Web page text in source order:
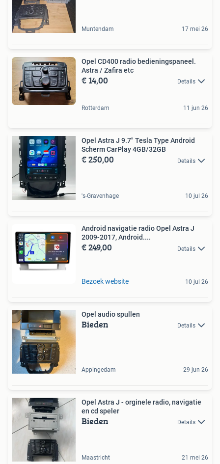
Muntendam 17 mei 26
Opel CD400 radio bedieningspaneel.
Astra / Zafira etc
€ 14,00 Details
Rotterdam 11 jun 26
Opel Astra J 9.7" Tesla Type Android
Scherm CarPlay 4GB/32GB
€ 250,00 Details
's-Gravenhage 10 jul 26
Android navigatie radio Opel Astra J
2009-2017, Android....
€ 249,00 Details
Bezoek website 10 jul 26
Opel audio spullen
Bieden Details
Appingedam 29 jun 26
Opel Astra J - orginele radio, navigatie
en cd speler
Bieden Details
Maastricht 21 mei 26